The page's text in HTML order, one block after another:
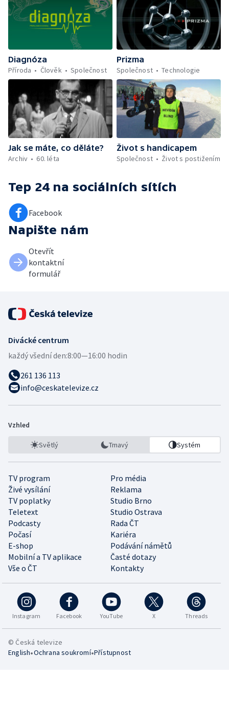
Diagnóza
Příroda
Člověk Společnost
Prizma
Společnost
Technologie
Jak se máte, co děláte?
Archiv
60. léta
Život s handicapem
Společnost
Život s postižením
Tep 24 na sociálních sítích
Facebook
Napište nám
Otevřít
kontaktní
formulář
Divácké centrum
každý všední den:8:00—16:00 hodin
261 136 113
info@ceskatelevize.cz
Vzhled
Světlý Tmavý Systém
TV program
Pro média
Živé vysílání
Reklama
TV poplatky
Studio Brno
Teletext
Studio Ostrava
Podcasty
Rada ČT
Počasí
Kariéra
E-shop
Podávání námětů
Mobilní a TV aplikace
Časté dotazy
Vše o ČT
Kontakty
Instagram Facebook YouTube X Threads
© Česká televize
English•Ochrana soukromí•Přístupnost